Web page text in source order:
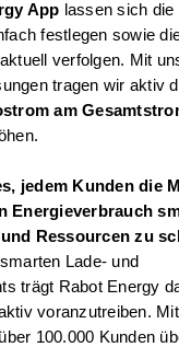
App lassen sich die
festlegen sowie
verfolgen. Mit
tragen wir aktiv
am
jedem Kunden die
Energieverbrauch
Ressourcen zu
Lade- und
trägt Rabot Energy
voranzutreiben.
100.000 Kunden